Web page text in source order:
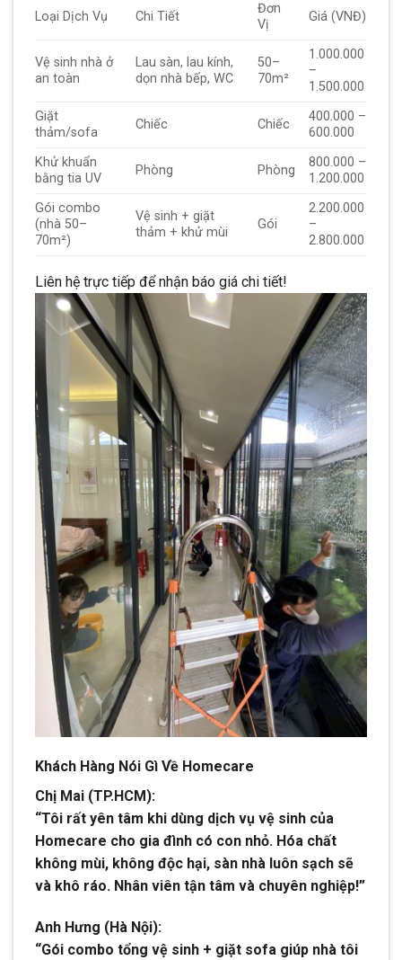
Loại Dịch Vụ Chi Tiết
Đơn
Vị
Giá (VNĐ)
Vệ sinh nhà ở
an toàn
Lau sàn, lau kính,
dọn nhà bếp, WC
50–
70m²
1.000.000
–
1.500.000
Giặt
thảm/sofa
Chiếc Chiếc
400.000 –
600.000
Khử khuẩn
bằng tia UV
Phòng Phòng
800.000 –
1.200.000
Gói combo
(nhà 50–
70m²)
Vệ sinh + giặt
thảm + khử mùi
Gói
2.200.000
–
2.800.000
Liên hệ trực tiếp để nhận báo giá chi tiết!
Khách Hàng Nói Gì Về Homecare
Chị Mai (TP.HCM):
“Tôi rất yên tâm khi dùng dịch vụ vệ sinh của
Homecare cho gia đình có con nhỏ. Hóa chất
không mùi, không độc hại, sàn nhà luôn sạch sẽ
và khô ráo. Nhân viên tận tâm và chuyên nghiệp!”
Anh Hưng (Hà Nội):
“Gói combo tổng vệ sinh + giặt sofa giúp nhà tôi